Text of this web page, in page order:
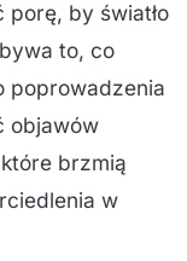
by światło
to, co
poprowadzenia
objawów
brzmią
w